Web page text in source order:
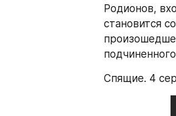
Родионов,
становится
Спящие. 4